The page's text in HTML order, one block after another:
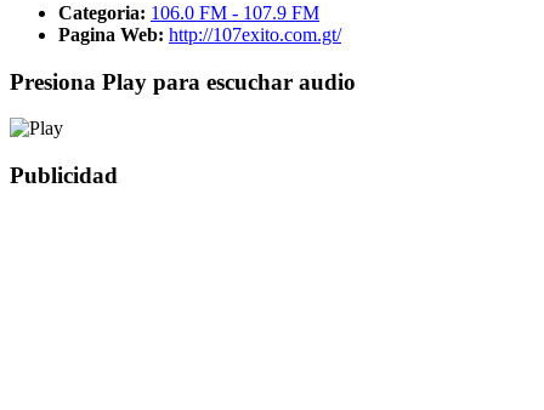
Categoria: 106.0 FM - 107.9 FM
Pagina Web: http://107exito.com.gt/
Presiona Play para escuchar audio
Publicidad